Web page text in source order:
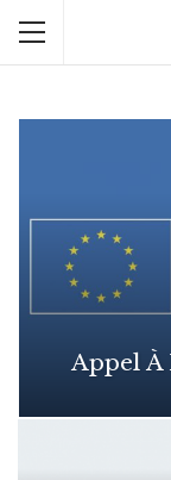
Appel À